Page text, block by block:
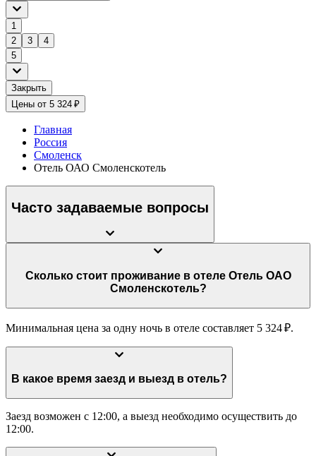
1
2
3
4
5
Закрыть
Цены от 5 324 ₽
Главная
Россия
Смоленск
Отель ОАО Смоленскотель
Часто задаваемые вопросы
Сколько стоит проживание в отеле Отель ОАО
Смоленскотель?
Минимальная цена за одну ночь в отеле составляет 5 324 ₽.
В какое время заезд и выезд в отель?
Заезд возможен с 12:00, а выезд необходимо осуществить до
12:00.